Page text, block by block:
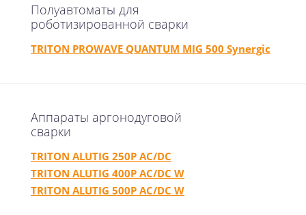
Полуавтоматы для
роботизированной сварки
TRITON PROWAVE QUANTUM MIG 500 Synergic
Аппараты аргонодуговой
сварки
TRITON ALUTIG 250Р AC/DC
TRITON ALUTIG 400Р AC/DC W
TRITON ALUTIG 500P AC/DC W